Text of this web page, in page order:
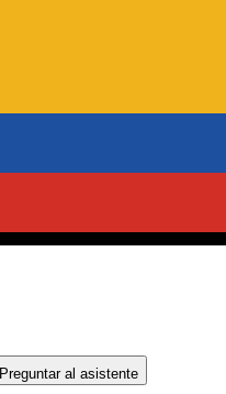
Preguntar al asistente